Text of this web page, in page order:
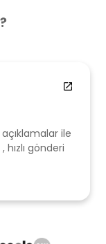
ile
gönderi